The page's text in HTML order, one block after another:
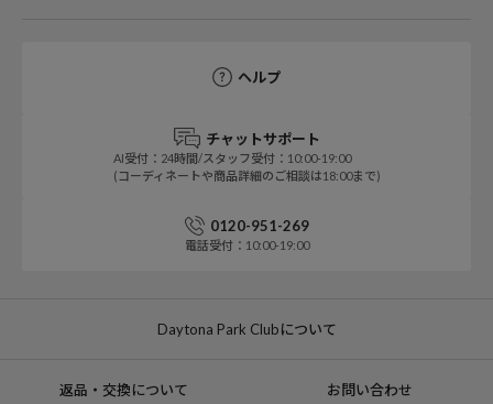
ヘルプ
チャットサポート
AI受付：24時間/スタッフ受付：10:00-19:00
(コーディネートや商品詳細のご相談は18:00まで)
0120-951-269
電話受付：10:00-19:00
Daytona Park Clubについて
返品・交換について お問い合わせ